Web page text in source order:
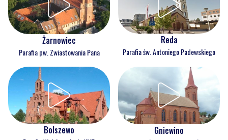
Żarnowiec
Parafia pw. Zwiastowania Pana
Reda
Parafia św. Antoniego Padewskiego
Bolszewo Gniewino